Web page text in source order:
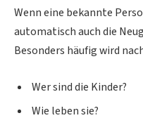
Wenn eine bekannte
automatisch auch die
Besonders häufig wird
Wer sind die Kinder?
Wie leben sie?